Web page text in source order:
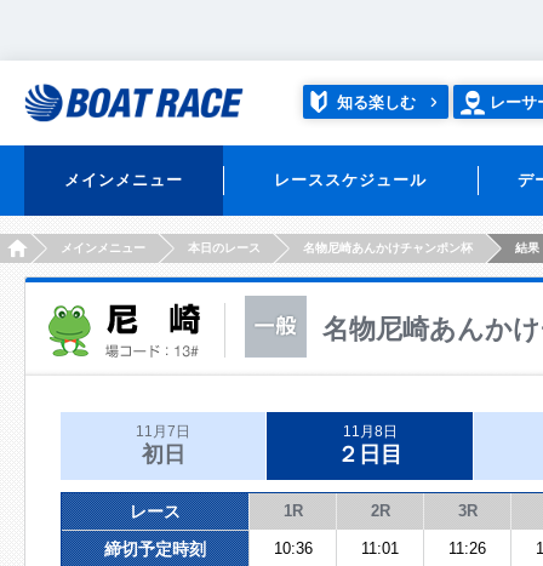
知る楽しむ レーサ
メインメニュー レーススケジュール デ
HOMEメインメニュー 本日のレース 名物尼崎あんかけチャンポン杯 結果
名物尼崎あんか
11月7日
初日
11月8日
２日目
レース 1R 2R 3R
締切予定時刻 10:36 11:01 11:26